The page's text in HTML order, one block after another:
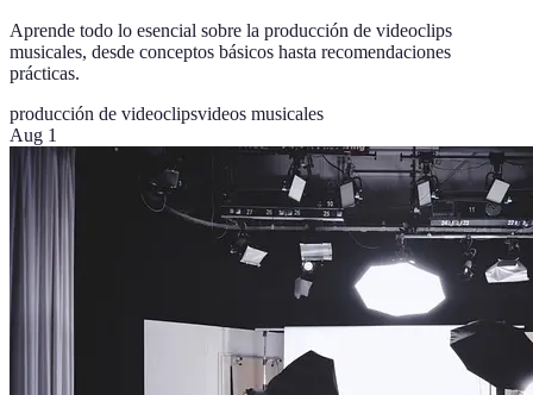
Aprende todo lo esencial sobre la producción de videoclips
musicales, desde conceptos básicos hasta recomendaciones
prácticas.
producción de videoclipsvideos musicales
Aug 1